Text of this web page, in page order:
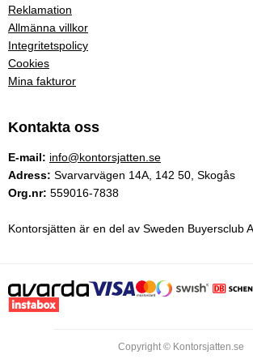
Reklamation
Allmänna villkor
Integritetspolicy
Cookies
Mina fakturor
Kontakta oss
E-mail: info@kontorsjatten.se
Adress: Svarvarvägen 14A, 142 50, Skogås
Org.nr: 559016-7838
Kontorsjätten är en del av Sweden Buyersclub
Copyright © Kontorsjatten.se